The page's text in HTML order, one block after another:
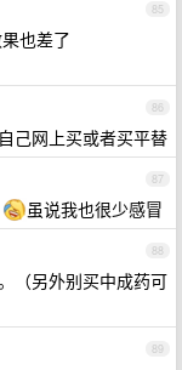
85
也差了
86
己网上买或者买平替
87
虽说我也很少感冒
88
（另外别买中成药可
89